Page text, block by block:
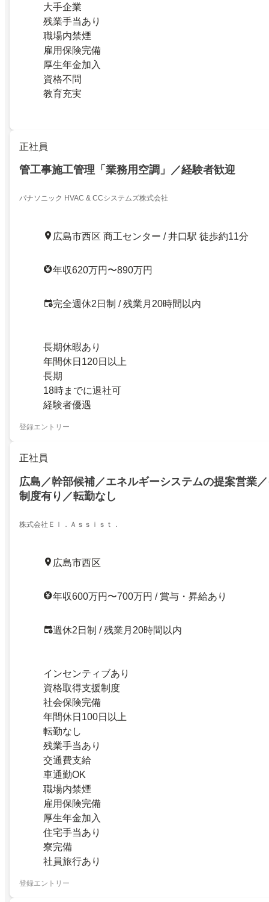
大手企業
残業手当あり
職場内禁煙
雇用保険完備
厚生年金加入
資格不問
教育充実
正社員
管工事施工管理「業務用空調」／経験者歓迎
パナソニック HVAC & CCシステムズ株式会社
広島市西区 商工センター / 井口駅 徒歩約11分
年収620万円〜890万円
完全週休2日制 / 残業月20時間以内
長期休暇あり
年間休日120日以上
長期
18時までに退社可
経験者優遇
登録エントリー
正社員
広島／幹部候補／エネルギーシステムの提案営業
制度有り／転勤なし
株式会社Ｅｌ．Ａｓｓｉｓｔ．
広島市西区
年収600万円〜700万円 / 賞与・昇給あり
週休2日制 / 残業月20時間以内
インセンティブあり
資格取得支援制度
社会保険完備
年間休日100日以上
転勤なし
残業手当あり
交通費支給
車通勤OK
職場内禁煙
雇用保険完備
厚生年金加入
住宅手当あり
寮完備
社員旅行あり
登録エントリー